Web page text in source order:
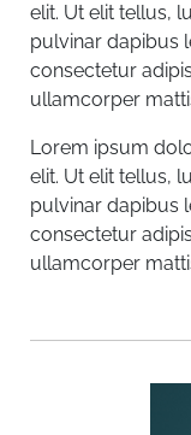
elit. Ut elit tellus,
pulvinar dapibus
consectetur
ullamcorper
Lorem ipsum
elit. Ut elit tellus,
pulvinar dapibus
consectetur
ullamcorper